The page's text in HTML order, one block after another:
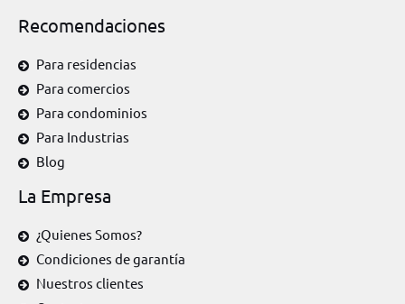
Recomendaciones
Para residencias
Para comercios
Para condominios
Para Industrias
Blog
La Empresa
¿Quienes Somos?
Condiciones de garantía
Nuestros clientes